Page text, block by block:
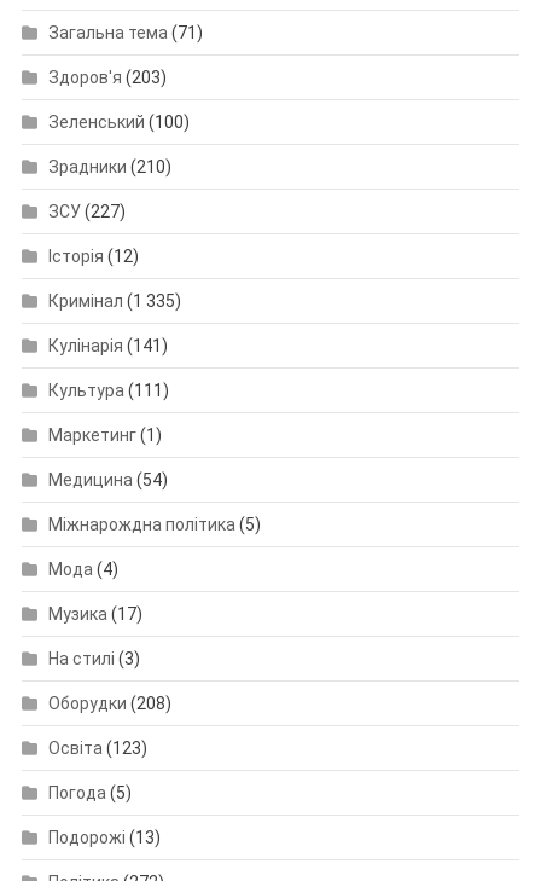
Загальна тема (71)
Здоров'я (203)
Зеленський (100)
Зрадники (210)
ЗСУ(227)
Історія (12)
Кримінал (1 335)
Кулінарія (141)
Культура (111)
Маркетинг(1)
Медицина (54)
Міжнарождна політика (5)
Мода (4)
Музика (17)
На стилі (3)
Оборудки (208)
Освіта (123)
Погода (5)
Подорожі (13)